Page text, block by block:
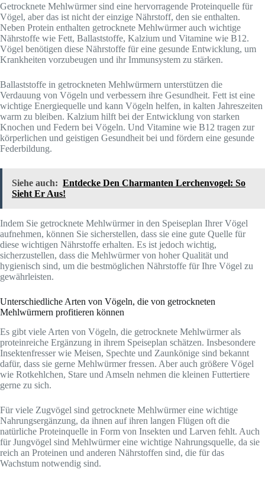
Getrocknete Mehlwürmer sind eine hervorragende Proteinquelle für
Vögel, aber das ist nicht der einzige Nährstoff, den sie enthalten.
Neben Protein enthalten getrocknete Mehlwürmer auch wichtige
Nährstoffe wie Fett, Ballaststoffe, Kalzium und Vitamine wie B12.
Vögel benötigen diese Nährstoffe für eine gesunde Entwicklung, um
Krankheiten vorzubeugen und ihr Immunsystem zu stärken.
Ballaststoffe in getrockneten Mehlwürmern unterstützen die
Verdauung von Vögeln und verbessern ihre Gesundheit. Fett ist eine
wichtige Energiequelle und kann Vögeln helfen, in kalten Jahreszeiten
warm zu bleiben. Kalzium hilft bei der Entwicklung von starken
Knochen und Federn bei Vögeln. Und Vitamine wie B12 tragen zur
körperlichen und geistigen Gesundheit bei und fördern eine gesunde
Federbildung.
Siehe auch: Entdecke Den Charmanten Lerchenvogel: So
Sieht Er Aus!
Indem Sie getrocknete Mehlwürmer in den Speiseplan Ihrer Vögel
aufnehmen, können Sie sicherstellen, dass sie eine gute Quelle für
diese wichtigen Nährstoffe erhalten. Es ist jedoch wichtig,
sicherzustellen, dass die Mehlwürmer von hoher Qualität und
hygienisch sind, um die bestmöglichen Nährstoffe für Ihre Vögel zu
gewährleisten.
Unterschiedliche Arten von Vögeln, die von getrockneten
Mehlwürmern profitieren können
Es gibt viele Arten von Vögeln, die getrocknete Mehlwürmer als
proteinreiche Ergänzung in ihrem Speiseplan schätzen. Insbesondere
Insektenfresser wie Meisen, Spechte und Zaunkönige sind bekannt
dafür, dass sie gerne Mehlwürmer fressen. Aber auch größere Vögel
wie Rotkehlchen, Stare und Amseln nehmen die kleinen Futtertiere
gerne zu sich.
Für viele Zugvögel sind getrocknete Mehlwürmer eine wichtige
Nahrungsergänzung, da ihnen auf ihren langen Flügen oft die
natürliche Proteinquelle in Form von Insekten und Larven fehlt. Auch
für Jungvögel sind Mehlwürmer eine wichtige Nahrungsquelle, da sie
reich an Proteinen und anderen Nährstoffen sind, die für das
Wachstum notwendig sind.